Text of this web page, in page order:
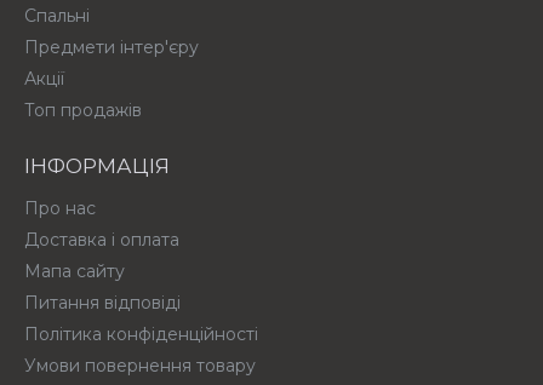
Спальні
Предмети інтер'єру
Акції
Топ продажів
ІНФОРМАЦІЯ
Про нас
Доставка і оплата
Мапа сайту
Питання відповіді
Політика конфіденційності
Умови повернення товару